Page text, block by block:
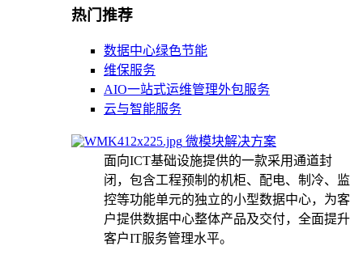
热门推荐
数据中心绿色节能
维保服务
AIO一站式运维管理外包服务
云与智能服务
微模块解决方案
面向ICT基础设施提供的一款采用通道封
闭，包含工程预制的机柜、配电、制冷、监
控等功能单元的独立的小型数据中心，为客
户提供数据中心整体产品及交付，全面提升
客户IT服务管理水平。